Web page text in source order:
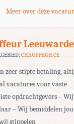
Meer over deze
CHAUFFEUR CE
zeer stipte betaling,
vacatures voor vaste
opdrachtgevers – Wij
– Wij bemiddelen jou
stippelen